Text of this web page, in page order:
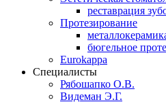
реставрация
Протезирование
бюгельное
Eurokappa
Специалисты
Рябошапко О.В.
Видеман Э.Г.